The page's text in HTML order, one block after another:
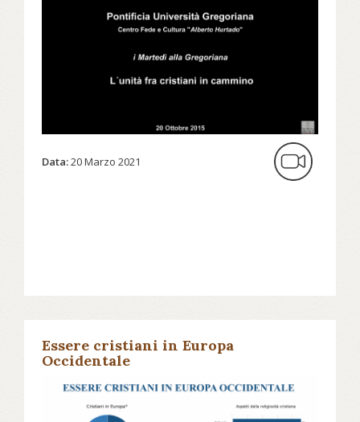
Conferenza di Alberto Melloni,Il desiderio e l'unità
20 ottobre 2015.
Il video fa parte del kit formativo
Data:20 Marzo 2021
Essere cristiani in Europa
Occidentale